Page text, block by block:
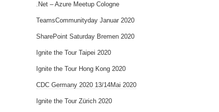
.Net – Azure Meetup Cologne
TeamsCommunityday Januar 2020
SharePoint Saturday Bremen 2020
Ignite the Tour Taipei 2020
Ignite the Tour Hong Kong 2020
CDC Germany 2020 13/14Mai 2020
Ignite the Tour Zürich 2020